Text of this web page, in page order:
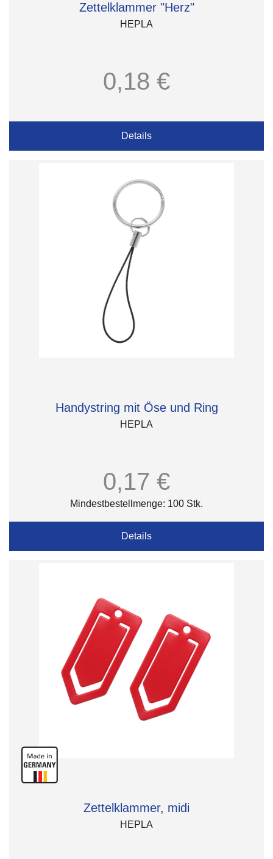
Zettelklammer "Herz"
HEPLA
0,18 €
Details
Handystring mit Öse und Ring
HEPLA
0,17 €
Mindestbestellmenge: 100 Stk.
Details
Zettelklammer, midi
HEPLA